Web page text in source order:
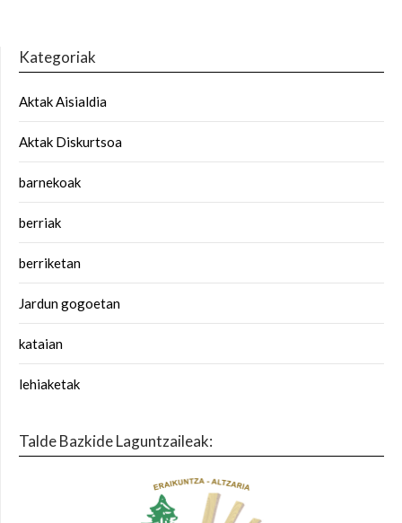
Kategoriak
Aktak Aisialdia
Aktak Diskurtsoa
barnekoak
berriak
berriketan
Jardun gogoetan
kataian
lehiaketak
Talde Bazkide Laguntzaileak: